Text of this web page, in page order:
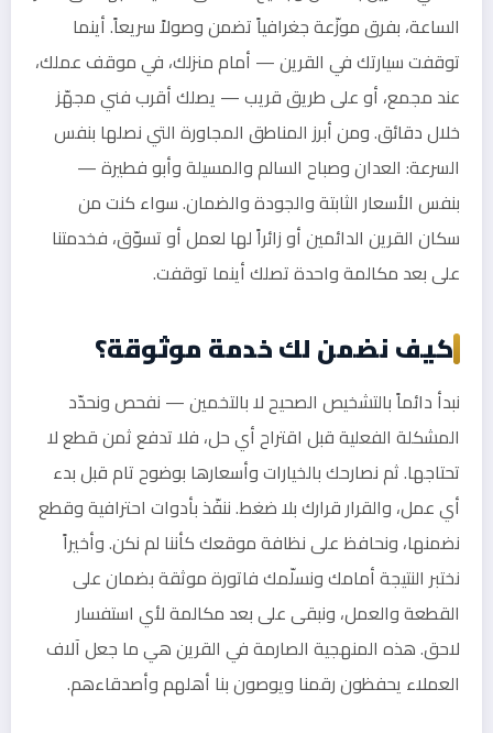
الساعة، بفرق موزّعة جغرافياً تضمن وصولاً سريعاً. أينما
توقفت سيارتك في القرين — أمام منزلك، في موقف عملك،
عند مجمع، أو على طريق قريب — يصلك أقرب فني مجهّز
خلال دقائق. ومن أبرز المناطق المجاورة التي نصلها بنفس
السرعة: العدان وصباح السالم والمسيلة وأبو فطيرة —
بنفس الأسعار الثابتة والجودة والضمان. سواء كنت من
سكان القرين الدائمين أو زائراً لها لعمل أو تسوّق، فخدمتنا
على بعد مكالمة واحدة تصلك أينما توقفت.
كيف نضمن لك خدمة موثوقة؟
نبدأ دائماً بالتشخيص الصحيح لا بالتخمين — نفحص ونحدّد
المشكلة الفعلية قبل اقتراح أي حل، فلا تدفع ثمن قطع لا
تحتاجها. ثم نصارحك بالخيارات وأسعارها بوضوح تام قبل بدء
أي عمل، والقرار قرارك بلا ضغط. ننفّذ بأدوات احترافية وقطع
نضمنها، ونحافظ على نظافة موقعك كأننا لم نكن. وأخيراً
نختبر النتيجة أمامك ونسلّمك فاتورة موثقة بضمان على
القطعة والعمل، ونبقى على بعد مكالمة لأي استفسار
لاحق. هذه المنهجية الصارمة في القرين هي ما جعل آلاف
العملاء يحفظون رقمنا ويوصون بنا أهلهم وأصدقاءهم.